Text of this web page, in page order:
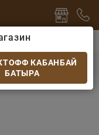
Head & Shoulders
Ментол 200мл
КАБАНБАЙ
БАТЫРА